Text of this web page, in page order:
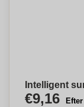
Intelligent
€9,16